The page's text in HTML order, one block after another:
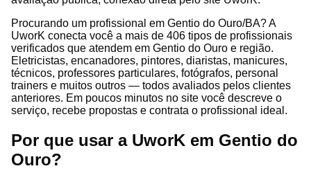
Procurando um profissional em Gentio do Ouro/BA? A
UworK conecta você a mais de 406 tipos de profissionais
verificados que atendem em Gentio do Ouro e região.
Eletricistas, encanadores, pintores, diaristas, manicures,
técnicos, professores particulares, fotógrafos, personal
trainers e muitos outros — todos avaliados pelos clientes
anteriores. Em poucos minutos no site você descreve o
serviço, recebe propostas e contrata o profissional ideal.
Por que usar a UworK em Gentio do
Ouro?